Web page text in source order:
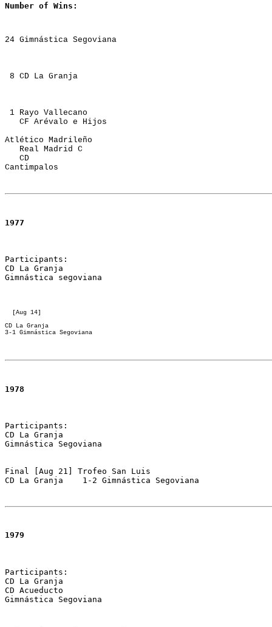
Number of Wins:
24 Gimnástica Segoviana
8 CD La Granja
1 Rayo Vallecano
CF Arévalo e Hijos
Atlético Madrileño
Real Madrid C
CD
Cantimpalos
1977
Participants:
CD La Granja
Gimnástica segoviana
[Aug 14]
CD La Granja
3-1 Gimnástica Segoviana
1978
Participants:
CD La Granja
Gimnástica Segoviana
Final [Aug 21] Trofeo San Luis
CD La Granja	1-2 Gimnástica Segoviana
1979
Participants:
CD La Granja
CD Acueducto
Gimnástica Segoviana